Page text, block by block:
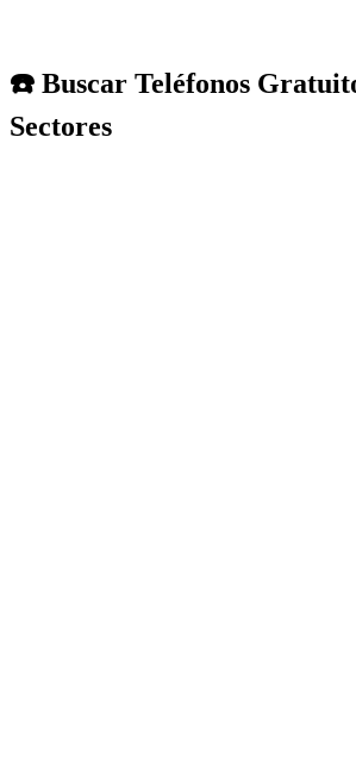
☎️ Buscar Teléfonos
Sectores